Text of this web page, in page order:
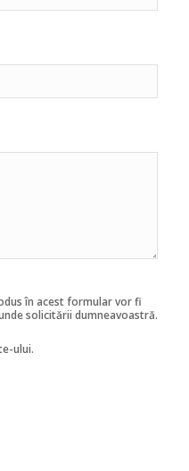
în acest formular vor fi
solicitării dumneavoastră.
ului.